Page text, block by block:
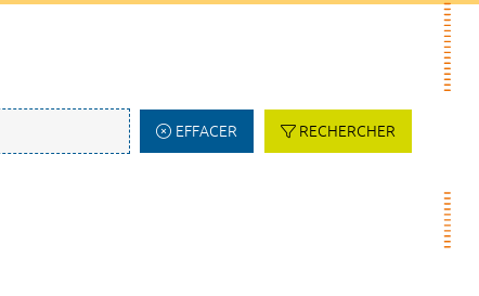
EFFACER RECHERCHER